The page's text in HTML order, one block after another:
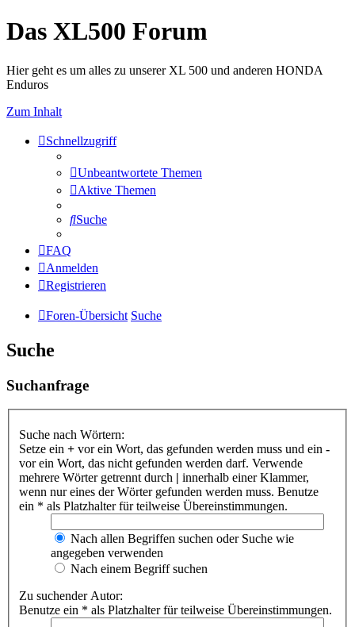
Das XL500 Forum
Hier geht es um alles zu unserer XL 500 und anderen HONDA
Enduros
Zum Inhalt
Schnellzugriff
Unbeantwortete Themen
Aktive Themen
Suche
FAQ
Anmelden
Registrieren
Foren-Übersicht Suche
Suche
Suchanfrage
Suche nach Wörtern:
Setze ein + vor ein Wort, das gefunden werden muss und ein -
vor ein Wort, das nicht gefunden werden darf. Verwende
mehrere Wörter getrennt durch | innerhalb einer Klammer,
wenn nur eines der Wörter gefunden werden muss. Benutze
ein * als Platzhalter für teilweise Übereinstimmungen.
Nach allen Begriffen suchen oder Suche wie
angegeben verwenden
Nach einem Begriff suchen
Zu suchender Autor:
Benutze ein * als Platzhalter für teilweise Übereinstimmungen.